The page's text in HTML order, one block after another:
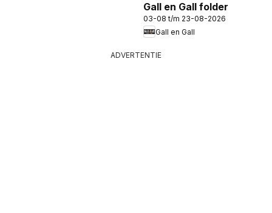
Gall en Gall folder
03-08 t/m 23-08-2026
Gall en Gall
ADVERTENTIE